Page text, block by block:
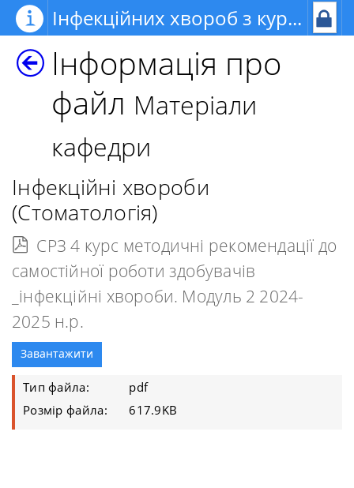
Інфекційних хвороб з курсом дерматовенерології
Інформація про
файл Матеріали
кафедри
Інфекційні хвороби
(Стоматологія)
СРЗ 4 курс методичні рекомендації до
самостійної роботи здобувачів
_інфекційні хвороби. Модуль 2 2024-
2025 н.р.
Завантажити
Тип файла:
pdf
Розмір файла:
617.9KB